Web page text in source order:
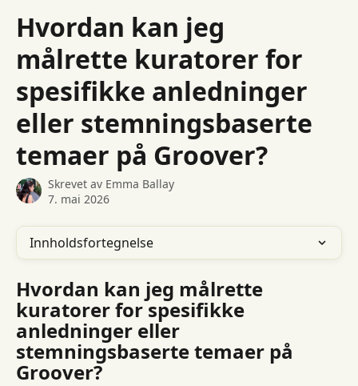
Hvordan kan jeg
målrette kuratorer for
spesifikke anledninger
eller stemningsbaserte
temaer på Groover?
Skrevet av Emma Ballay
7. mai 2026
Innholdsfortegnelse
Hvordan kan jeg målrette
kuratorer for spesifikke
anledninger eller
stemningsbaserte temaer på
Groover?